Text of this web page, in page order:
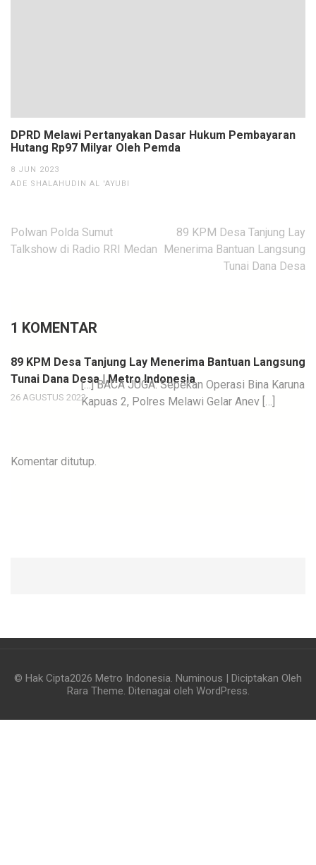
DPRD Melawi Pertanyakan Dasar Hukum Pembayaran
Hutang Rp97 Milyar Oleh Pemda
8 JUN 2023
ADE SHALAHUDIN AL 'AYUBI
Navigasi
pos
Polwan Polda Sumut
Talkshow di Radio RRI Medan
89 KPM Desa Tanjung Lay
Menerima Bantuan Langsung
Tunai Dana Desa
1 KOMENTAR
89 KPM Desa Tanjung Lay Menerima Bantuan Langsung
Tunai Dana Desa | Metro Indonesia
26 AGUSTUS 2022
[…] BACA JUGA: Sepekan Operasi Bina Karuna
Kapuas 2, Polres Melawi Gelar Anev […]
Komentar ditutup.
© Hak Cipta2026 Metro Indonesia Numinous | Diciptakan Oleh
Rara Theme . Ditenagai oleh WordPress